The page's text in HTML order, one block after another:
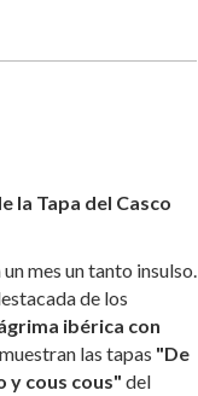
la Tapa del Casco
mes un tanto insulso.
de los
ibérica con
las tapas "De
y cous cous" del